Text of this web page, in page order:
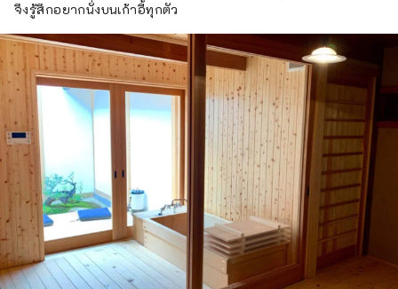
จึงรู้สึกอยากนั่งบนเก้าอี้ทุกตัว